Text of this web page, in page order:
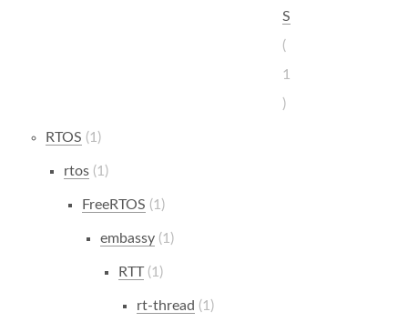
S
1
RTOS 1
rtos 1
FreeRTOS 1
embassy 1
RTT 1
rt-thread 1